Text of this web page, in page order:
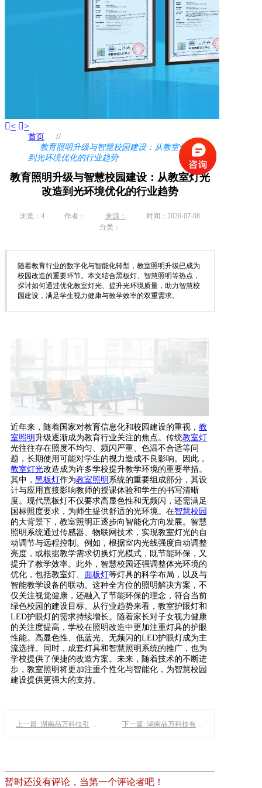
< >
首页
//
教育照明升级与智慧校园建设：从教室灯光改造
到光环境优化的行业趋势
教育照明升级与智慧校园建设：从教室灯光
改造到光环境优化的行业趋势
浏览： 4 作者： 来源：
时间：2026-07-08
分类：
随着教育行业的数字化与智能化转型，教室照明升级已成为
校园改造的重要环节。本文结合黑板灯、智慧照明等热点，
探讨如何通过优化教室灯光、提升光环境质量，助力智慧校
园建设，满足学生视力健康与教学效率的双重需求。
近年来，随着国家对教育信息化和校园建设的重视， 教
室照明升级逐渐成为教育行业关注的焦点。传统教室灯
光往往存在照度不均匀、频闪严重、色温不合适等问
题，长期使用可能对学生的视力造成不良影响。因此，
教室灯光改造成为许多学校提升教学环境的重要举措。
其中， 黑板灯作为教室照明 系统的重要组成部分，其设
计与应用直接影响教师的授课体验和学生的书写清晰
度。现代黑板灯不仅要求高显色性和无频闪，还需满足
国标照度要求，为师生提供舒适的光环境。在智慧校园
的大背景下，教室照明正逐步向智能化方向发展。智慧
照明系统通过传感器、物联网技术，实现教室灯光的自
动调节与远程控制。例如，根据室内光线强度自动调整
亮度，或根据教学需求切换灯光模式，既节能环保，又
提升了教学效率。此外，智慧校园还强调整体光环境的
优化，包括教室灯、 面板灯等灯具的科学布局，以及与
智能教学设备的联动。这种全方位的照明解决方案，不
仅关注视觉健康，还融入了节能环保的理念，符合当前
绿色校园的建设目标。从行业趋势来看，教室护眼灯和
LED护眼灯的需求持续增长。随着家长对子女视力健康
的关注度提高，学校在照明改造中更加注重灯具的护眼
性能。高显色性、低蓝光、无频闪的LED护眼灯成为主
流选择。同时，成套灯具和智慧照明系统的推广，也为
学校提供了便捷的改造方案。未来，随着技术的不断进
步，教室照明将更加注重个性化与智能化，为智慧校园
建设提供更强大的支持。
上一篇: 湖南品万科技引领教育照明与家装光环境革新 下一篇: 湖南品万科技有限公司：打造智慧光环境，引领教育照明防近视新趋势
暂时还没有评论，当第一个评论者吧！